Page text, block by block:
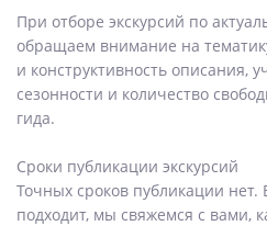
При отборе экскурсий по
обращаем внимание на
и конструктивность описания,
сезонности и количество
гида.
Сроки публикации экскурсий
Точных сроков публикации нет.
подходит, мы свяжемся с вами,